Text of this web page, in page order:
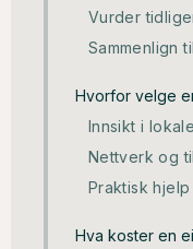
Vurder
Sammenlign
Hvorfor velge
Innsikt i
Nettverk og
Praktisk
Hva koster en